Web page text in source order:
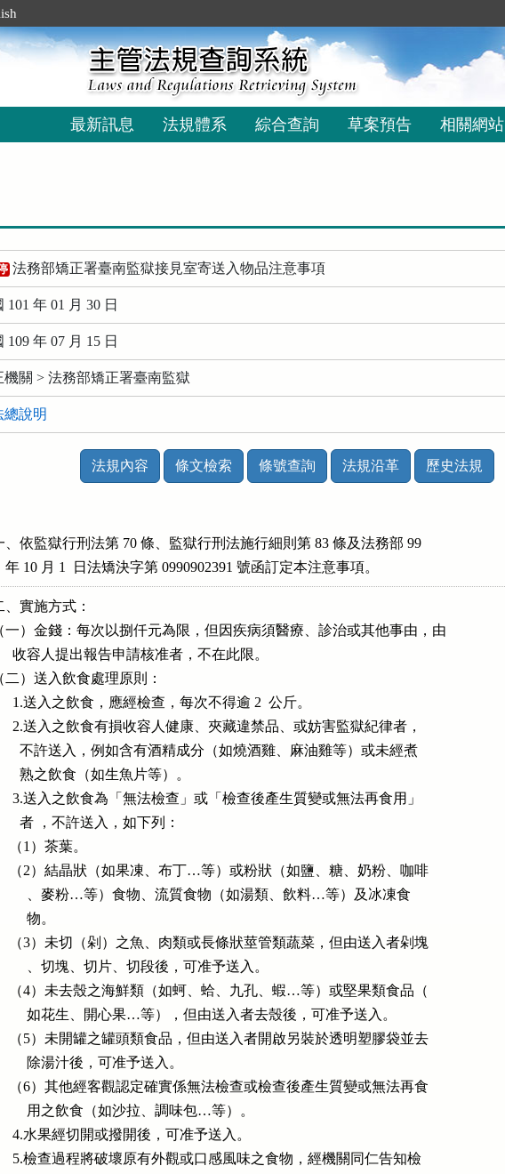
最新訊息 法規體系 綜合查詢 草案預告 相關網站
法務部矯正署臺南監獄接見室寄送入物品注意事項
101 年 01 月 30 日
109 年 07 月 15 日
機關 > 法務部矯正署臺南監獄
總說明
法規內容 條文檢索 條號查詢 法規沿革 歷史法規
、依監獄行刑法第 70 條、監獄行刑法施行細則第 83 條及法務部 99
年 10 月 1  日法矯決字第 0990902391 號函訂定本注意事項。
、實施方式：
一）金錢：每次以捌仟元為限，但因疾病須醫療、診治或其他事由，由
收容人提出報告申請核准者，不在此限。
二）送入飲食處理原則：
1.送入之飲食，應經檢查，每次不得逾 2  公斤。
2.送入之飲食有損收容人健康、夾藏違禁品、或妨害監獄紀律者，
不許送入，例如含有酒精成分（如燒酒雞、麻油雞等）或未經煮
熟之飲食（如生魚片等）。
3.送入之飲食為「無法檢查」或「檢查後產生質變或無法再食用」
者 ，不許送入，如下列：
（1）茶葉。
（2）結晶狀（如果凍、布丁…等）或粉狀（如鹽、糖、奶粉、咖啡
、麥粉…等）食物、流質食物（如湯類、飲料…等）及冰凍食
物。
（3）未切（剁）之魚、肉類或長條狀莖管類蔬菜，但由送入者剁塊
、切塊、切片、切段後，可准予送入。
（4）未去殼之海鮮類（如蚵、蛤、九孔、蝦…等）或堅果類食品（
如花生、開心果…等），但由送入者去殼後，可准予送入。
（5）未開罐之罐頭類食品，但由送入者開啟另裝於透明塑膠袋並去
除湯汁後，可准予送入。
（6）其他經客觀認定確實係無法檢查或檢查後產生質變或無法再食
用之飲食（如沙拉、調味包…等）。
4.水果經切開或撥開後，可准予送入。
5.檢查過程將破壞原有外觀或口感風味之食物，經機關同仁告知檢